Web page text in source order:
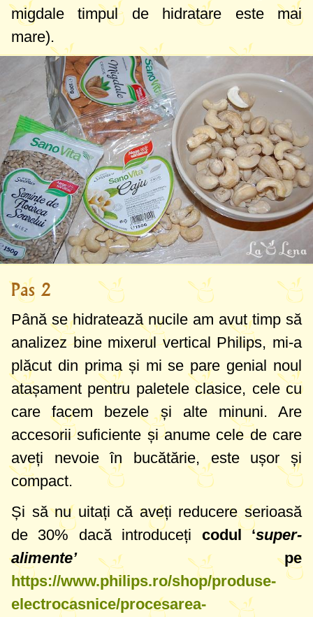
migdale timpul de hidratare este mai
mare).
Pas 2
Până se hidratează nucile am avut timp să
analizez bine mixerul vertical Philips, mi-a
plăcut din prima și mi se pare genial noul
atașament pentru paletele clasice, cele cu
care facem bezele și alte minuni. Are
accesorii suficiente și anume cele de care
aveți nevoie în bucătărie, este ușor și
compact.
Și să nu uitați că aveți reducere serioasă
de 30% dacă introduceți codul ‘super-
alimente’pe
https://www.philips.ro/shop/produse-
electrocasnice/procesarea-